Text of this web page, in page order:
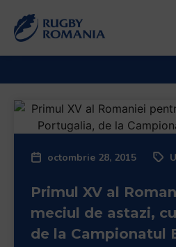
in
screen
Accessibility
octombrie 28, 2015
Primul XV al
meciul de astazi,
de la Campionatul